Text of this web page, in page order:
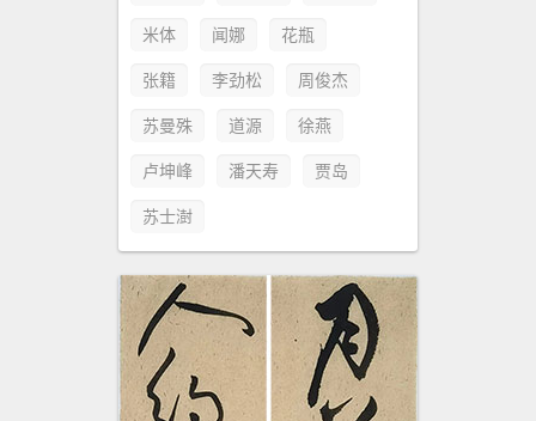
米体 闻娜 花瓶
张籍 李劲松 周俊杰
苏曼殊 道源 徐燕
卢坤峰 潘天寿 贾岛
苏士澍